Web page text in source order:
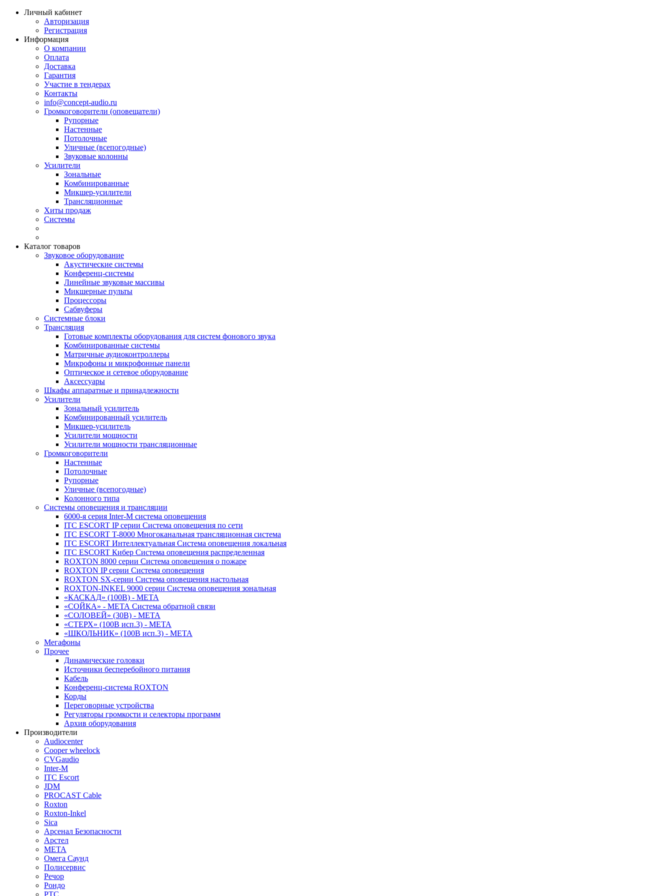
Личный кабинет
Авторизация
Регистрация
Информация
О компании
Оплата
Доставка
Гарантия
Участие в тендерах
Контакты
info@concept-audio.ru
Громкоговорители (оповещатели)
Рупорные
Настенные
Потолочные
Уличные (всепогодные)
Звуковые колонны
Усилители
Зональные
Комбинированные
Микшер-усилители
Трансляционные
Хиты продаж
Системы
Каталог товаров
Звуковое оборудование
Акустические системы
Конференц-системы
Линейные звуковые массивы
Микшерные пульты
Процессоры
Сабвуферы
Системные блоки
Трансляция
Готовые комплекты оборудования для систем фонового звука
Комбинированные системы
Матричные аудиоконтроллеры
Микрофоны и микрофонные панели
Оптическое и сетевое оборудование
Аксессуары
Шкафы аппаратные и принадлежности
Усилители
Зональный усилитель
Комбинированный усилитель
Микшер-усилитель
Усилители мощности
Усилители мощности трансляционные
Громкоговорители
Настенные
Потолочные
Рупорные
Уличные (всепогодные)
Колонного типа
Системы оповещения и трансляции
6000-я серия Inter-M система оповещения
ITC ESCORT IP серии Система оповещения по сети
ITC ESCORT T-8000 Многоканальная трансляционная система
ITC ESCORT Интеллектуальная Система оповещения локальная
ITC ESCORT Кибер Система оповещения распределенная
ROXTON 8000 серии Система оповещения о пожаре
ROXTON IP серии Система оповещения
ROXTON SX-серии Система оповещения настольная
ROXTON-INKEL 9000 серии Система оповещения зональная
«КАСКАД» (100В) - МЕТА
«СОЙКА» - МЕТА Система обратной связи
«СОЛОВЕЙ» (30В) - МЕТА
«СТЕРХ» (100В исп.3) - МЕТА
«ШКОЛЬНИК» (100В исп.3) - МЕТА
Мегафоны
Прочее
Динамические головки
Источники бесперебойного питания
Кабель
Конференц-система ROXTON
Корды
Переговорные устройства
Регуляторы громкости и селекторы программ
Архив оборудования
Производители
Audiocenter
Cooper wheelock
CVGaudio
Inter-M
ITC Escort
JDM
PROCAST Cable
Roxton
Roxton-Inkel
Sica
Арсенал Безопасности
Арстел
МЕТА
Омега Саунд
Полисервис
Речор
Рондо
РТС